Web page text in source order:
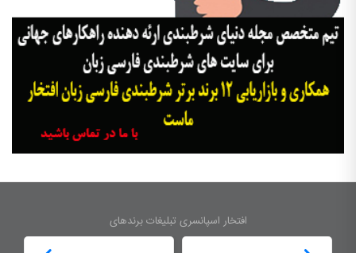
افتخار اسپانسری تبلیغات برندهای